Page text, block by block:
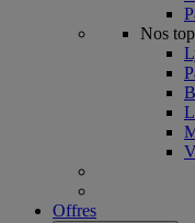
Nos
Offres